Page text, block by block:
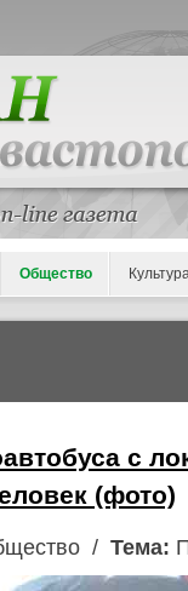
Общество
с
(фото)
/ Тема: